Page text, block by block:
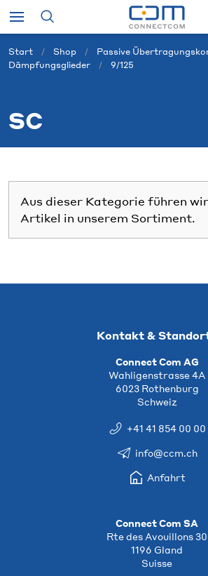
Start Shop
Passive
Dämpfungsglieder
9/125
SC
Aus dieser Kategorie führen
Artikel in unserem Sortiment.
Kontakt &
Connect Com AG
Wahligenstrasse 4A
6023 Rothenburg
Schweiz
+41 41 854 00 00
info@ccm.ch
Anfahrt
Connect Com SA
Rte des Avouillons 30
1196 Gland
Suisse